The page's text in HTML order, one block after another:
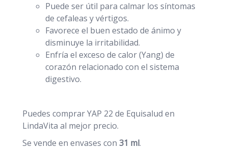
Puede ser útil para calmar los síntomas
de cefaleas y vértigos.
Favorece el buen estado de ánimo y
disminuye la irritabilidad.
Enfría el exceso de calor (Yang) de
corazón relacionado con el sistema
digestivo.
Puedes comprar YAP 22 de Equisalud en
LindaVita al mejor precio.
Se vende en envases con 31 ml.